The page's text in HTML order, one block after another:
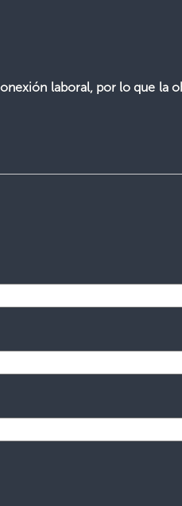
laboral, por lo que la